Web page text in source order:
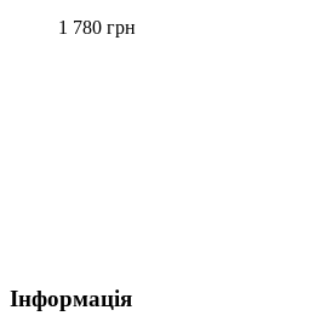
1 780 грн
Інформація